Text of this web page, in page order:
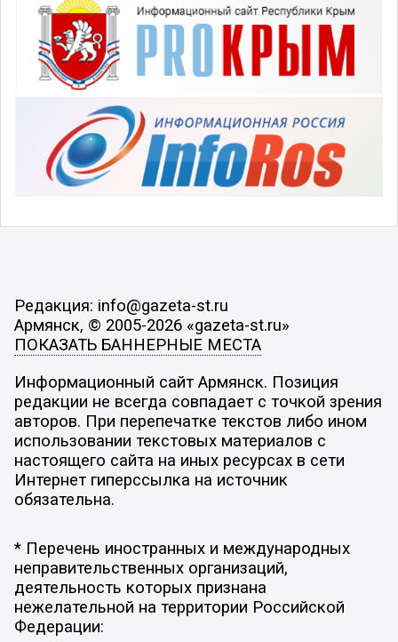
Редакция: info@gazeta-st.ru
Армянск, © 2005-2026 «gazeta-st.ru»
ПОКАЗАТЬ БАННЕРНЫЕ МЕСТА
Информационный сайт Армянск. Позиция
редакции не всегда совпадает с точкой зрения
авторов. При перепечатке текстов либо ином
использовании текстовых материалов с
настоящего сайта на иных ресурсах в сети
Интернет гиперссылка на источник
обязательна.
* Перечень иностранных и международных
неправительственных организаций,
деятельность которых признана
нежелательной на территории Российской
Федерации: